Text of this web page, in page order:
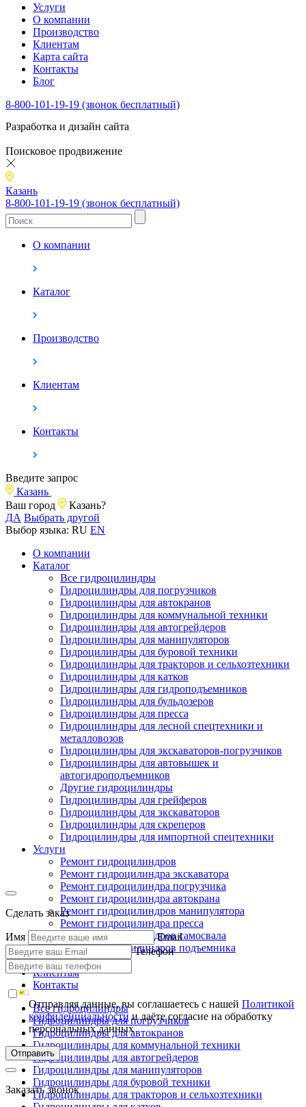
Услуги
О компании
Производство
Клиентам
Карта сайта
Контакты
Блог
8-800-101-19-19 (звонок бесплатный)
Разработка и дизайн сайта
Поисковое продвижение
Казань
8-800-101-19-19 (звонок бесплатный)
О компании
Каталог
Производство
Клиентам
Контакты
Введите запрос
Казань
Ваш город
Казань?
ДА Выбрать другой
Выбор языка: RU EN
О компании
Каталог
Все гидроцилиндры
Гидроцилиндры для погрузчиков
Гидроцилиндры для автокранов
Гидроцилиндры для коммунальной техники
Гидроцилиндры для автогрейдеров
Гидроцилиндры для манипуляторов
Гидроцилиндры для буровой техники
Гидроцилиндры для тракторов и сельхозтехники
Гидроцилиндры для катков
Гидроцилиндры для гидроподъемников
Гидроцилиндры для бульдозеров
Гидроцилиндры для пресса
Гидроцилиндры для лесной спецтехники и
металловозов
Гидроцилиндры для экскаваторов-погрузчиков
Гидроцилиндры для автовышек и
автогидроподъемников
Другие гидроцилиндры
Гидроцилиндры для грейферов
Гидроцилиндры для экскаваторов
Гидроцилиндры для скреперов
Гидроцилиндры для импортной спецтехники
Услуги
Ремонт гидроцилиндров
Ремонт гидроцилиндра экскаватора
Ремонт гидроцилиндра погрузчика
Ремонт гидроцилиндра автокрана
Ремонт гидроцилиндров манипулятора
Ремонт гидроцилиндра пресса
Ремонт гидроцилиндров самосвала
Ремонт гидроцилиндров подъемника
Производство
Клиентам
Контакты
Все гидроцилиндры
Гидроцилиндры для погрузчиков
Гидроцилиндры для автокранов
Гидроцилиндры для коммунальной техники
Гидроцилиндры для автогрейдеров
Гидроцилиндры для манипуляторов
Гидроцилиндры для буровой техники
Гидроцилиндры для тракторов и сельхозтехники
Сделать заказ
Имя
Email
Телефон
Отправляя данные, вы соглашаетесь с нашейПолитикой
конфиденциальностии даёте согласие на обработку
персональных данных
Отправить
Заказать звонок